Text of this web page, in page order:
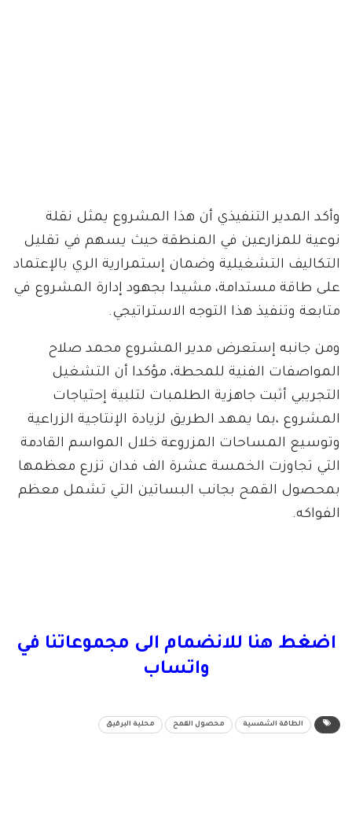
وأكد المدير التنفيذي أن هذا المشروع يمثل نقلة
نوعية للمزارعين في المنطقة حيث يسهم في تقليل
التكاليف التشغيلية وضمان إستمرارية الري بالإعتماد
على طاقة مستدامة، مشيدا بجهود إدارة المشروع في
متابعة وتنفيذ هذا التوجه الاستراتيجي.
ومن جانبه إستعرض مدير المشروع محمد صلاح
المواصفات الفنية للمحطة، مؤكدا أن التشغيل
التجريبي أثبت جاهزية الطلمبات لتلبية إحتياجات
المشروع ،بما يمهد الطريق لزيادة الإنتاجية الزراعية
وتوسيع المساحات المزروعة خلال المواسم القادمة
التي تجاوزت الخمسة عشرة الف فدان تزرع معظمها
بمحصول القمح بجانب البساتين التي تشمل معظم
الفواكه.
اضغط هنا للانضمام الى مجموعاتنا في
واتساب
الطاقة الشمسية محصول القمح محلية البرقيق